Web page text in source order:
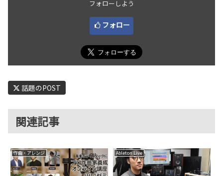
フォローしよう
フォロー
話題のPOST
関連記事
作曲・アレンジ Ableton Live